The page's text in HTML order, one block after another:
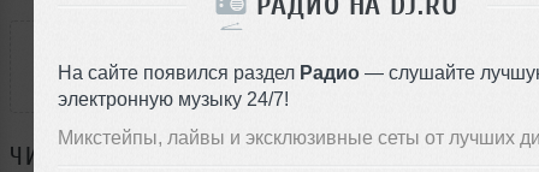
На сайте появился раздел Радио — слушайте
электронную музыку 24/7!
Микстейпы, лайвы и эксклюзивные сеты от лучших
РАССКАЖИ ДРУЗЬЯМ
ЧИТАЙТЕ ТАКЖЕ: